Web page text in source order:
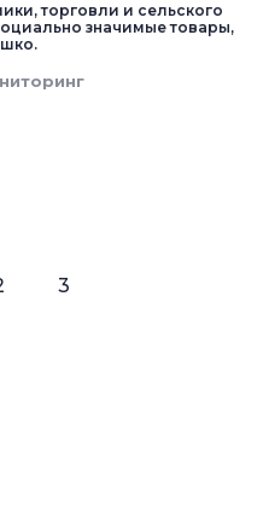
торговли и сельского
значимые товары,
3